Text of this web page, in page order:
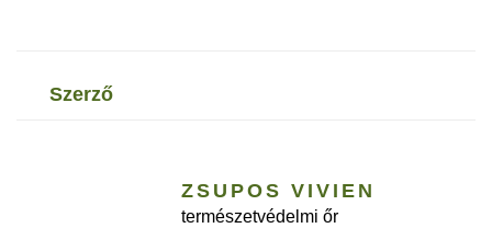
szerző
ZSUPOS VIVIEN
természetvédelmi őr